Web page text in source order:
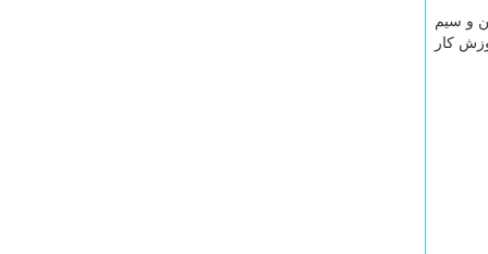
و سیم
کار